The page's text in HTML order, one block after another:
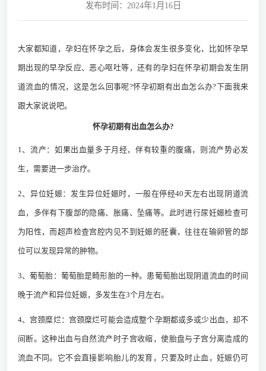
发布时间：2024年1月16日
大家都知道，孕妇在怀孕之后，身体会发生很多变化，比如怀孕早
期出现的早孕反应、恶心呕吐等，还有的孕妇在怀孕初期会发生阴
道流血的情况，这是怎么回事呢?怀孕初期有出血怎么办?下面我来
跟大家说说吧。
怀孕初期有出血怎么办?
1、流产：如果出血量多于月经，伴有较重的腹痛，则流产势必发
生，需要进一步治疗。
2、异位妊娠：发生异位妊娠时，一般在停经40天左右出现阴道流
血，多伴有下腹部的隐痛、胀痛、坠痛等。此时进行尿妊娠检查可
为阳性，而超声检查宫腔内见不到妊娠的胚囊，往往在输卵管的部
位可以发现异常的肿物。
3、葡萄胎：葡萄胎是畸形胎的一种。患葡萄胎出现阴道流血的时间
晚于流产和异位妊娠，多发生在3个月左右。
4、宫颈糜烂：宫颈糜烂可能会造成整个孕期都或多或少出血，却不
间断。这种出血与自然流产时子宫收缩，使胎盘与子宫分离造成的
流血不同。它不会直接影响胎儿的发育，只要及时止血，妊娠仍可